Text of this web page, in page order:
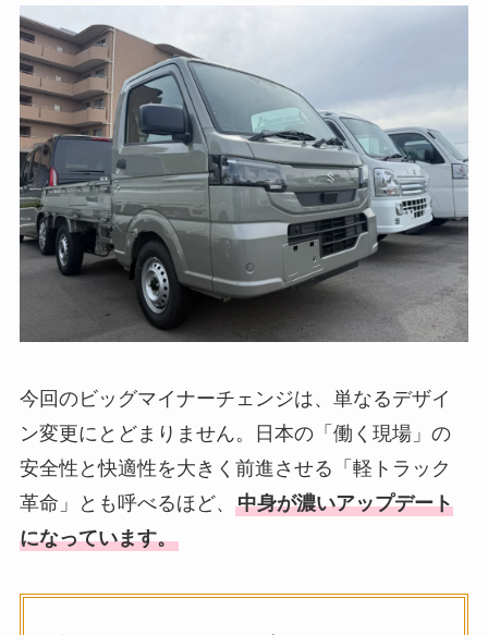
今回のビッグマイナーチェンジは、単なるデザイ
ン変更にとどまりません。日本の「働く現場」の
安全性と快適性を大きく前進させる「軽トラック
革命」とも呼べるほど、 中身が濃いアップデート
になっています。